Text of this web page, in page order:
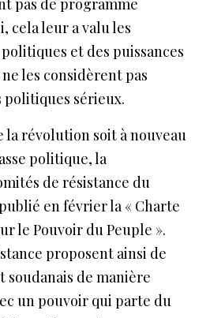
pas de programme
leur a valu les
et des puissances
les considèrent pas
politiques sérieux.
la révolution soit à nouveau
politique, la
de résistance du
en février la « Charte
le Pouvoir du Peuple ».
proposent ainsi de
soudanais de manière
un pouvoir qui parte du